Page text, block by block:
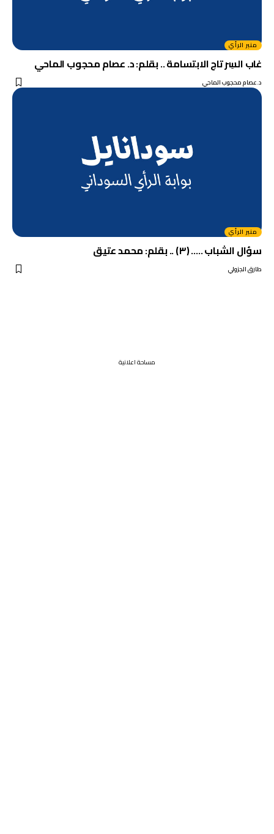
منبر الرأي
غاب السِر تاج الابتسامة .. بقلم: د. عصام محجوب الماحي
د.عصام محجوب الماحي
منبر الرأي
سؤال الشباب ….. (٣) .. بقلم: محمد عتيق
طارق الجزولي
مساحة اعلانية